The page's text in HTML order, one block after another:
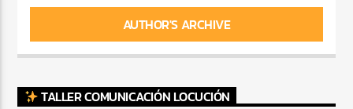
AUTHOR'S ARCHIVE
TALLER COMUNICACIÓN LOCUCIÓN